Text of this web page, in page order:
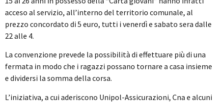
acceso al servizio, all’interno del territorio comunale, al
prezzo concordato di 5 euro, tutti i venerdì e sabato sera dalle
22 alle 4.
La convenzione prevede la possibilità di effettuare più di una
fermata in modo che i ragazzi possano tornare a casa insieme
e dividersi la somma della corsa.
L’iniziativa, a cui aderiscono Unipol-Assicurazioni, Cna e alcuni